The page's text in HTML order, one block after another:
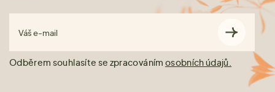
Váš e-mail
Odběrem souhlasíte se zpracováním osobních údajů.